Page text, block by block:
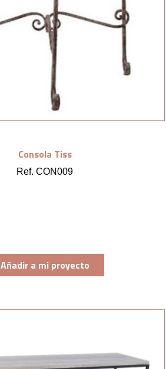
Consola Tiss
Ref. CON009
Añadir a mi proyecto